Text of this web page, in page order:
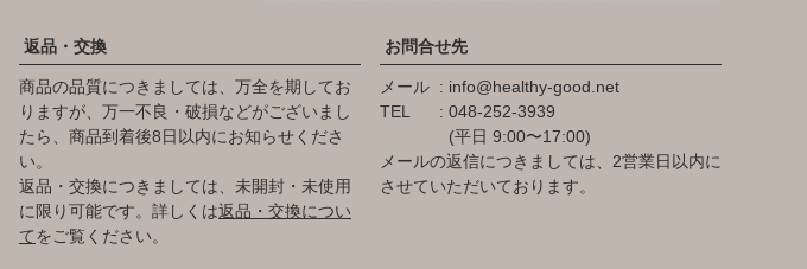
返品・交換
商品の品質につきましては、万全を期してお
りますが、万一不良・破損などがございまし
たら、商品到着後8日以内にお知らせくださ
い。
返品・交換につきましては、未開封・未使用
に限り可能です。詳しくは返品・交換につい
てをご覧ください。
お問合せ先
メール
info@healthy-good.net
TEL
048-252-3939
(平日 9:00〜17:00)
メールの返信につきましては、2営業日以内に
させていただいております。